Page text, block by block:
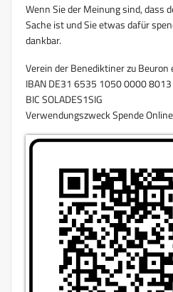
Wenn Sie der Meinung sind, dass
Sache ist und Sie etwas dafür
dankbar.
Verein der Benediktiner zu Beuron
IBAN DE31 6535 1050 0000
BIC SOLADES1SIG
Verwendungszweck Spende